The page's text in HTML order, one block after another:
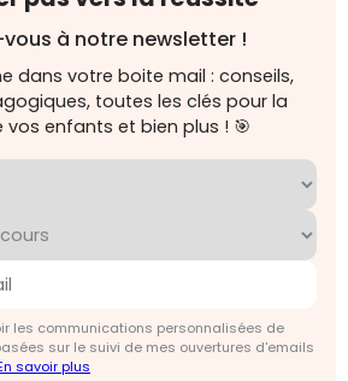
à notre newsletter !
dans votre boite mail : conseils,
toutes les clés pour la
vos enfants et bien plus ! 🎯
les communications personnalisées de
sur le suivi de mes ouvertures d'emails
savoir plus